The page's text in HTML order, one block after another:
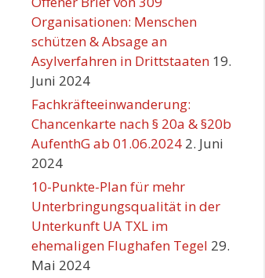
Organisationen: Menschen
schützen & Absage an
Asylverfahren in Drittstaaten 19.
Juni 2024
Fachkräfteeinwanderung:
Chancenkarte nach § 20a & §20b
AufenthG ab 01.06.2024 2. Juni
2024
10-Punkte-Plan für mehr
Unterbringungsqualität in der
Unterkunft UA TXL im
ehemaligen Flughafen Tegel 29.
Mai 2024